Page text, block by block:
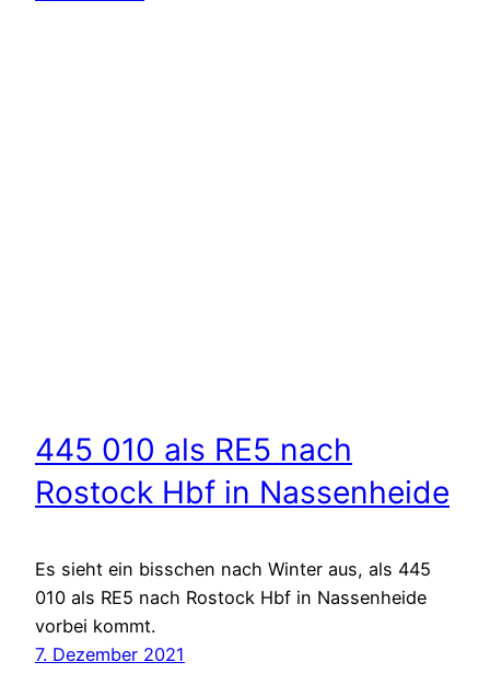
445 010 als RE5 nach
Rostock Hbf in Nassenheide
Es sieht ein bisschen nach Winter aus, als 445
010 als RE5 nach Rostock Hbf in Nassenheide
vorbei kommt.
7. Dezember 2021